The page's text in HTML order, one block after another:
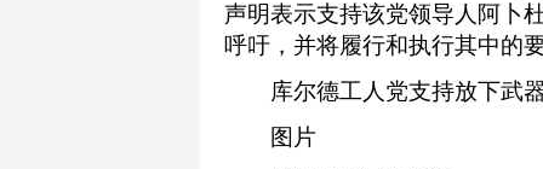
声明表示支持该党领导人阿卜
呼吁，并将履行和执行其中的
库尔德工人党支持放下武器
图片